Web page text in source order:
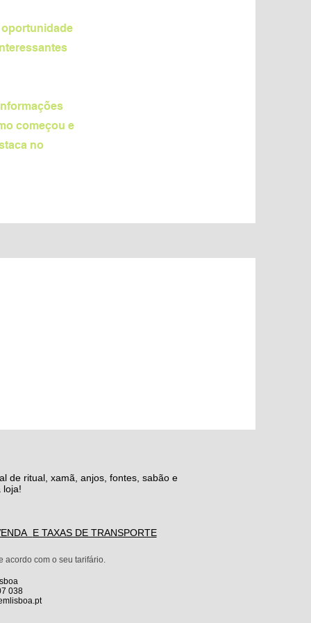
oportunidade
começou e
no
de ritual, xamã, anjos, fontes, sabão e
loja!
E TAXAS DE TRANSPORTE
acordo com o seu tarifário.​
038